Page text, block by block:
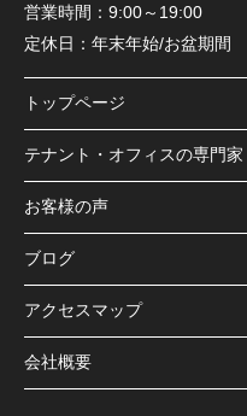
営業時間： 9:00～19:00
定休日： 年末年始/お盆期間
トップページ
テナント・オフィスの専門家
お客様の声
ブログ
アクセスマップ
会社概要